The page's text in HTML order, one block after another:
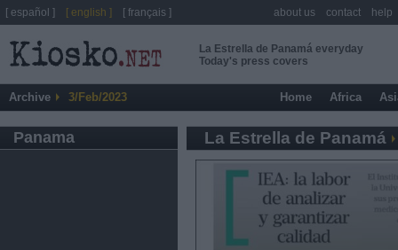
La Estrella de Panamá everyday
Today's press covers
Archive 3/Feb/2023 Home Africa
Panama La Estrella de Panamá
[ español ] [ english ] [ français ] about us contact help